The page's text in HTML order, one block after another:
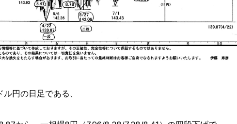
円の日足である、